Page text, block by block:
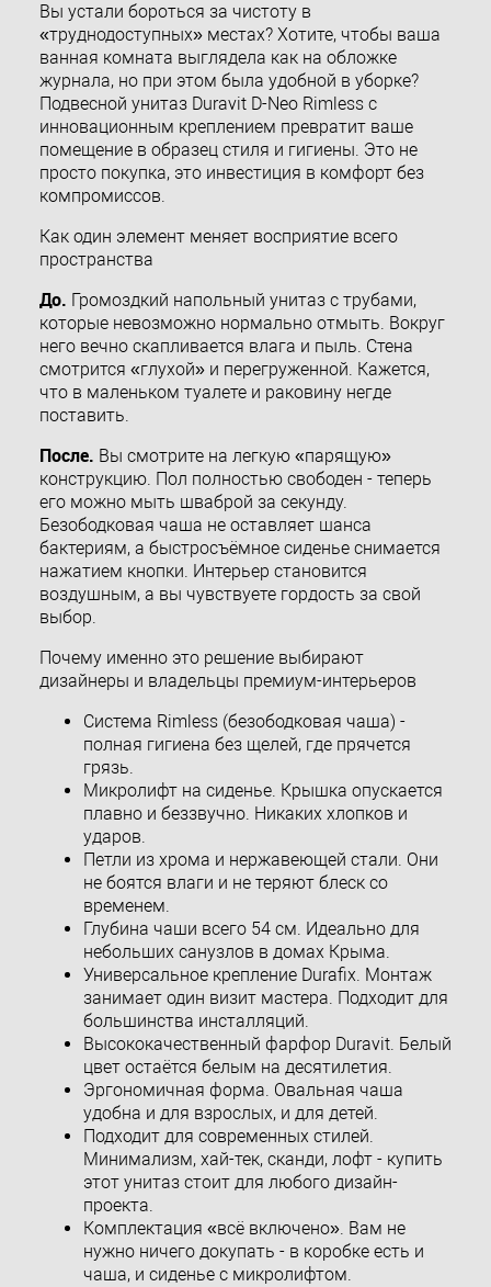
Вы устали бороться за чистоту в
«труднодоступных» местах? Хотите, чтобы ваша
ванная комната выглядела как на обложке
журнала, но при этом была удобной в уборке?
Подвесной унитаз Duravit D-Neo Rimless с
инновационным креплением превратит ваше
помещение в образец стиля и гигиены. Это не
просто покупка, это инвестиция в комфорт без
компромиссов.
Как один элемент меняет восприятие всего
пространства
До. Громоздкий напольный унитаз с трубами,
которые невозможно нормально отмыть. Вокруг
него вечно скапливается влага и пыль. Стена
смотрится «глухой» и перегруженной. Кажется,
что в маленьком туалете и раковину негде
поставить.
После. Вы смотрите на легкую «парящую»
конструкцию. Пол полностью свободен - теперь
его можно мыть шваброй за секунду.
Безободковая чаша не оставляет шанса
бактериям, а быстросъёмное сиденье снимается
нажатием кнопки. Интерьер становится
воздушным, а вы чувствуете гордость за свой
выбор.
Почему именно это решение выбирают
дизайнеры и владельцы премиум-интерьеров
Система Rimless (безободковая чаша) -
полная гигиена без щелей, где прячется
грязь.
Микролифт на сиденье. Крышка опускается
плавно и беззвучно. Никаких хлопков и
ударов.
Петли из хрома и нержавеющей стали. Они
не боятся влаги и не теряют блеск со
временем.
Глубина чаши всего 54 см. Идеально для
небольших санузлов в домах Крыма.
Универсальное крепление Durafix. Монтаж
занимает один визит мастера. Подходит для
большинства инсталляций.
Высококачественный фарфор Duravit. Белый
цвет остаётся белым на десятилетия.
Эргономичная форма. Овальная чаша
удобна и для взрослых, и для детей.
Подходит для современных стилей.
Минимализм, хай-тек, сканди, лофт - купить
этот унитаз стоит для любого дизайн-
проекта.
Комплектация «всё включено». Вам не
нужно ничего докупать - в коробке есть и
чаша, и сиденье с микролифтом.